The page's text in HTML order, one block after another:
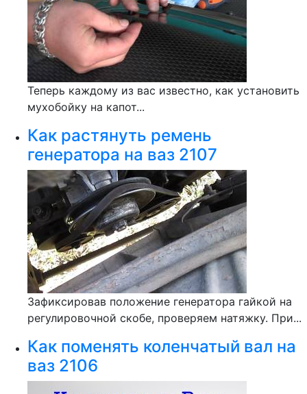
Теперь каждому из вас известно, как установить
мухобойку на капот...
Как растянуть ремень
генератора на ваз 2107
Зафиксировав положение генератора гайкой на
регулировочной скобе, проверяем натяжку. При...
Как поменять коленчатый вал на
ваз 2106